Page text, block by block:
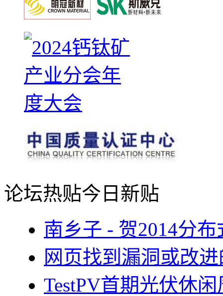
论坛热贴今日新贴
南乡子 - 贺2014分
网页找到漏洞或改
TestPV首期光伏休